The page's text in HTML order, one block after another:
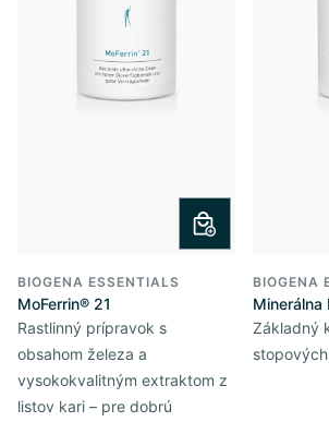
BIOGENA ESSENTIALS
MoFerrin® 21
Rastlinný prípravok s
obsahom železa a
vysokokvalitným extraktom z
listov kari – pre dobrú
BIOGENA
Minerálna
Základný